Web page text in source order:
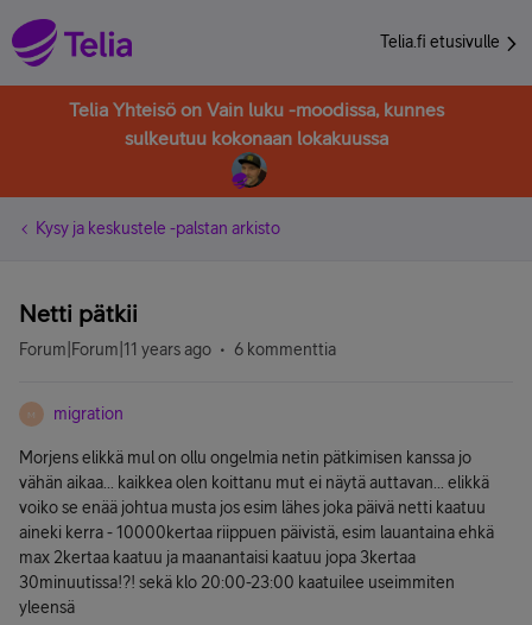
Telia.fi etusivulle
Telia Yhteisö on Vain luku -moodissa, kunnes
sulkeutuu kokonaan lokakuussa
Kysy ja keskustele -palstan arkisto
Netti pätkii
Forum|Forum|11 years ago 6 kommenttia
M migration
Morjens elikkä mul on ollu ongelmia netin pätkimisen kanssa jo
vähän aikaa... kaikkea olen koittanu mut ei näytä auttavan... elikkä
voiko se enää johtua musta jos esim lähes joka päivä netti kaatuu
aineki kerra - 10000kertaa riippuen päivistä, esim lauantaina ehkä
max 2kertaa kaatuu ja maanantaisi kaatuu jopa 3kertaa
30minuutissa!?! sekä klo 20:00-23:00 kaatuilee useimmiten
yleensä